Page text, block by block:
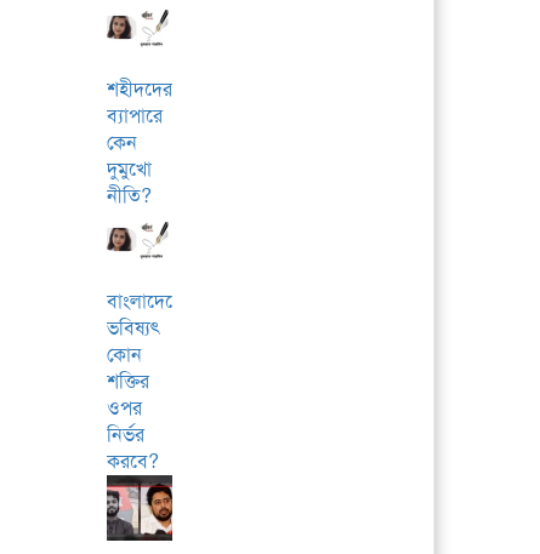
শহীদদের
ব্যাপারে
কেন
দুমুখো
নীতি?
বাংলাদেশের
ভবিষ্যৎ
কোন
শক্তির
ওপর
নির্ভর
করবে?